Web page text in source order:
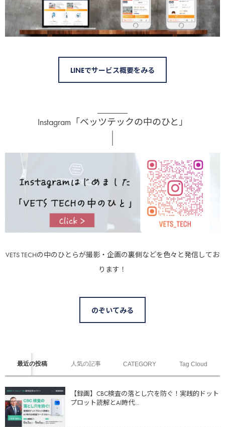
LINEでサービス概要をみる
Instagram「ベッツテックの中のひと」
VETS TECHの中のひとらが撮影・企画の裏側などを色々と発信してお
ります！
のぞいてみる
最近の投稿 人気の記事 CATEGORY Tag Cloud
【録画】CBC検査の落とし穴を防ぐ！実践的ドット
プロット読解とAI時代...